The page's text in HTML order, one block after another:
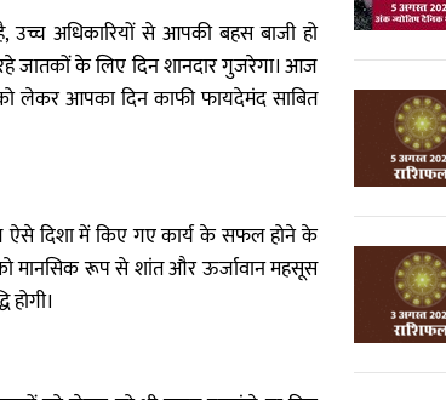
उच्च अधिकारियों से आपकी बहस बाजी हो
जातकों के लिए दिन शानदार गुजरेगा। आज
लेकर आपका दिन काफी फायदेमंद साबित
ऐसे दिशा में किए गए कार्य के सफल होने के
रूप से शांत और ऊर्जावान महसूस